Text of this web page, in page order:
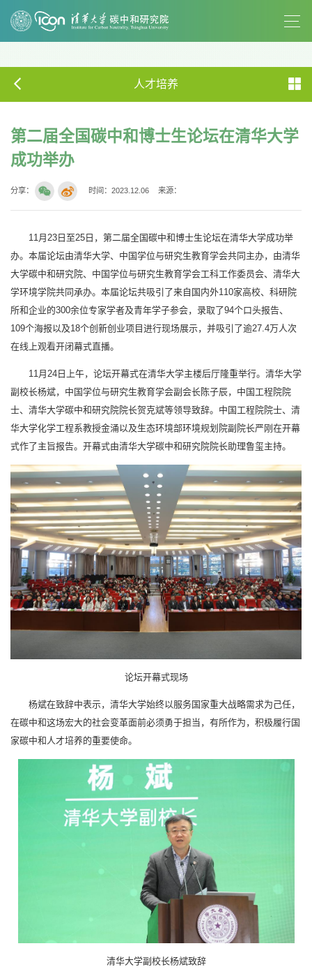
人才培养
第二届全国碳中和博士生论坛在清华大学
成功举办
分享： 时间：2023.12.06 来源：
11月23日至25日，第二届全国碳中和博士生论坛在清华大学成功举
办。本届论坛由清华大学、中国学位与研究生教育学会共同主办，由清华
大学碳中和研究院、中国学位与研究生教育学会工科工作委员会、清华大
学环境学院共同承办。本届论坛共吸引了来自国内外110家高校、科研院
所和企业的300余位专家学者及青年学子参会，录取了94个口头报告、
109个海报以及18个创新创业项目进行现场展示，并吸引了逾27.4万人次
在线上观看开闭幕式直播。
11月24日上午，论坛开幕式在清华大学主楼后厅隆重举行。清华大学
副校长杨斌，中国学位与研究生教育学会副会长陈子辰，中国工程院院
士、清华大学碳中和研究院院长贺克斌等领导致辞。中国工程院院士、清
华大学化学工程系教授金涌以及生态环境部环境规划院副院长严刚在开幕
式作了主旨报告。开幕式由清华大学碳中和研究院院长助理鲁玺主持。
论坛开幕式现场
杨斌在致辞中表示，清华大学始终以服务国家重大战略需求为己任，
在碳中和这场宏大的社会变革面前必须勇于担当，有所作为，积极履行国
家碳中和人才培养的重要使命。
清华大学副校长杨斌致辞